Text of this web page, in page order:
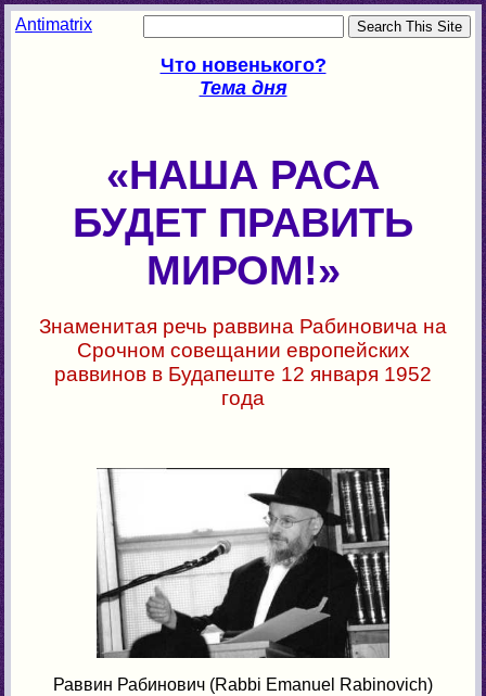
Antimatrix
Что новенького?
Тема дня
«НАША РАСА
БУДЕТ ПРАВИТЬ
МИРОМ!»
Знаменитая речь раввина Рабиновича на
Срочном совещании европейских
раввинов в Будапеште 12 января 1952
года
Раввин Рабинович (Rabbi Emanuel Rabinovich)